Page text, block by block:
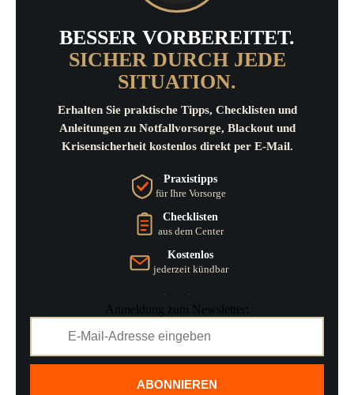
BESSER VORBEREITET.
SICHER DURCH JEDE
SITUATION.
Erhalten Sie praktische Tipps, Checklisten und
Anleitungen zu Notfallvorsorge, Blackout und
Krisensicherheit kostenlos direkt per E-Mail.
Praxistipps
für Ihre Vorsorge
Checklisten
aus dem Center
Kostenlos
jederzeit kündbar
Anmeldung zum Newsletter:
ABONNIEREN